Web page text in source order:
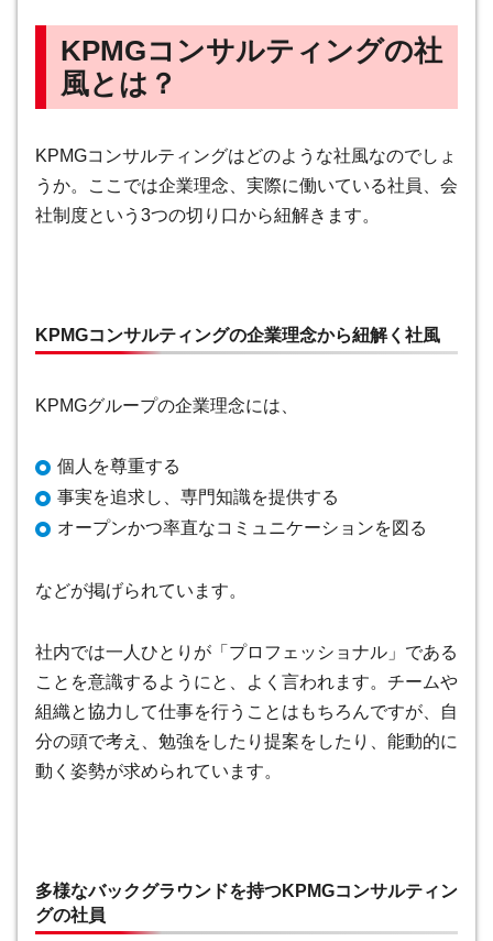
KPMGコンサルティングの社
風とは？
KPMGコンサルティングはどのような社風なのでしょ
うか。ここでは企業理念、実際に働いている社員、会
社制度という3つの切り口から紐解きます。
KPMGコンサルティングの企業理念から紐解く社風
KPMGグループの企業理念には、
個人を尊重する
事実を追求し、専門知識を提供する
オープンかつ率直なコミュニケーションを図る
などが掲げられています。
社内では一人ひとりが「プロフェッショナル」である
ことを意識するようにと、よく言われます。チームや
組織と協力して仕事を行うことはもちろんですが、自
分の頭で考え、勉強をしたり提案をしたり、能動的に
動く姿勢が求められています。
多様なバックグラウンドを持つKPMGコンサルティン
グの社員